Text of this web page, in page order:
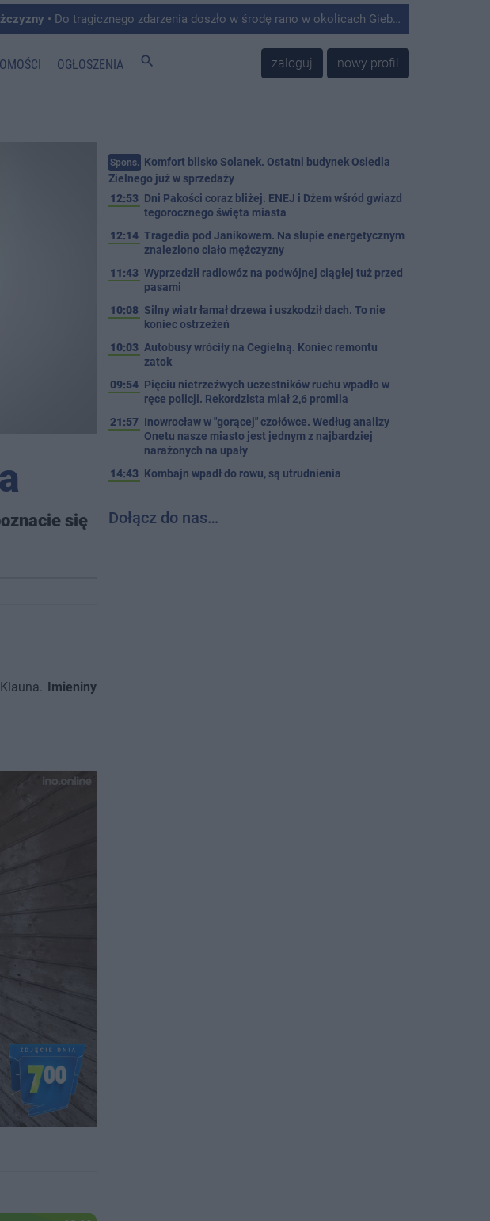
• Do tragicznego zdarzenia doszło w środę rano w okolicach Giebni koło Janikowa. Wówczas na słupie energetycznym odnaleziono ciało mężczyzny.
OGŁOSZENIA search zaloguj nowy profil
się
Imieniny
Spons. Komfort blisko Solanek. Ostatni budynek Osiedla
Zielnego już w sprzedaży
12:53 Dni Pakości coraz bliżej. ENEJ i Dżem wśród gwiazd
tegorocznego święta miasta
12:14 Tragedia pod Janikowem. Na słupie energetycznym
znaleziono ciało mężczyzny
11:43 Wyprzedził radiowóz na podwójnej ciągłej tuż przed
pasami
10:08 Silny wiatr łamał drzewa i uszkodził dach. To nie
koniec ostrzeżeń
10:03 Autobusy wróciły na Cegielną. Koniec remontu
zatok
09:54 Pięciu nietrzeźwych uczestników ruchu wpadło w
ręce policji. Rekordzista miał 2,6 promila
21:57 Inowrocław w "gorącej" czołówce. Według analizy
Onetu nasze miasto jest jednym z najbardziej
narażonych na upały
14:43 Kombajn wpadł do rowu, są utrudnienia
Dołącz do nas…